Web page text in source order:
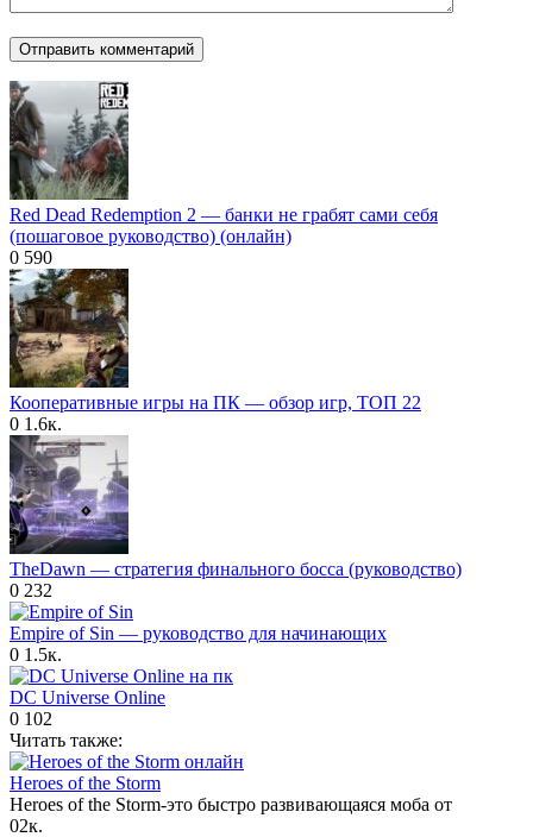
Red Dead Redemption 2 — банки не грабят сами себя
(пошаговое руководство) (онлайн)
0 590
Кооперативные игры на ПК — обзор игр, ТОП 22
0 1.6к.
TheDawn — стратегия финального босса (руководство)
0 232
Empire of Sin — руководство для начинающих
0 1.5к.
DC Universe Online
0 102
Читать также:
Heroes of the Storm
Heroes of the Storm-это быстро развивающаяся моба от
02к.